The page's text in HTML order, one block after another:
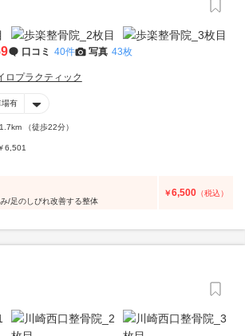
口コミ 40件 写真 43枚
ロプラクティック
場有
（徒歩22分）
6,501
/足のしびれ改善する整体
￥6,500 （税込）